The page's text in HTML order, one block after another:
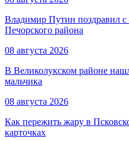
Владимир Путин поздравил
Печорского района
08 августа 2026
В Великолукском районе
мальчика
08 августа 2026
Как пережить жару в
карточках